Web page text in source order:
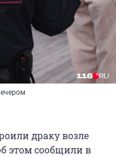
драку возле
этом сообщили в